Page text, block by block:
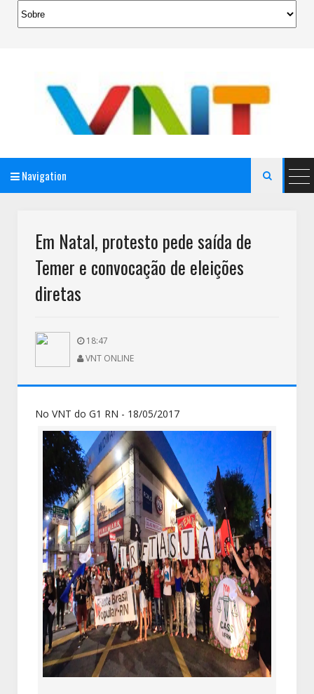
Navigation 
Em Natal, protesto pede saída de
Temer e convocação de eleições
diretas
18:47
VNT ONLINE
No VNT do G1 RN - 18/05/2017